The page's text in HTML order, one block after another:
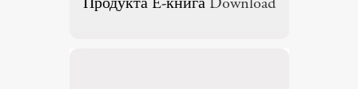
Продукта E-книгаDownload